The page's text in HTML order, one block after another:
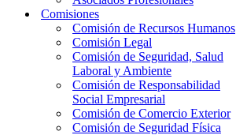
Comisiones
Comisión de Recursos Humanos
Comisión Legal
Comisión de Seguridad, Salud
Laboral y Ambiente
Comisión de Responsabilidad
Social Empresarial
Comisión de Comercio Exterior
Comisión de Seguridad Física